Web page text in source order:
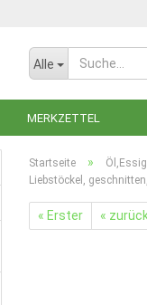
Alle
MERKZETTEL
Startseite »
Liebstöckel,
« Erster «